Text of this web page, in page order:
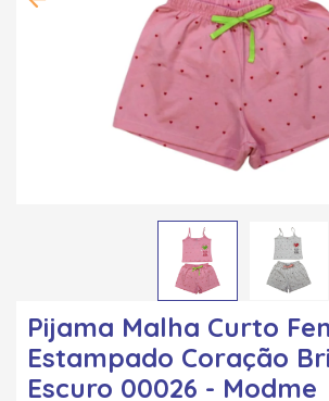
Pijama Malha Curto
Estampado Coração
Escuro 00026 - Modme